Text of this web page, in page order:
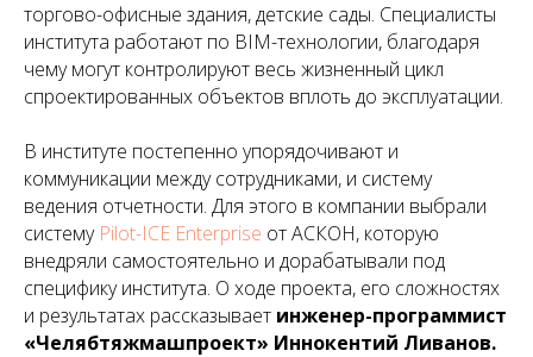
торгово-офисные здания, детские сады. Специалисты
института работают по BIM-технологии, благодаря
чему могут контролируют весь жизненный цикл
спроектированных объектов вплоть до эксплуатации.
В институте постепенно упорядочивают и
коммуникации между сотрудниками, и систему
ведения отчетности. Для этого в компании выбрали
систему Pilot-ICE Enterprise от АСКОН, которую
внедряли самостоятельно и дорабатывали под
специфику института. О ходе проекта, его сложностях
и результатах рассказывает инженер-программист
«Челябтяжмашпроект» Иннокентий Ливанов.